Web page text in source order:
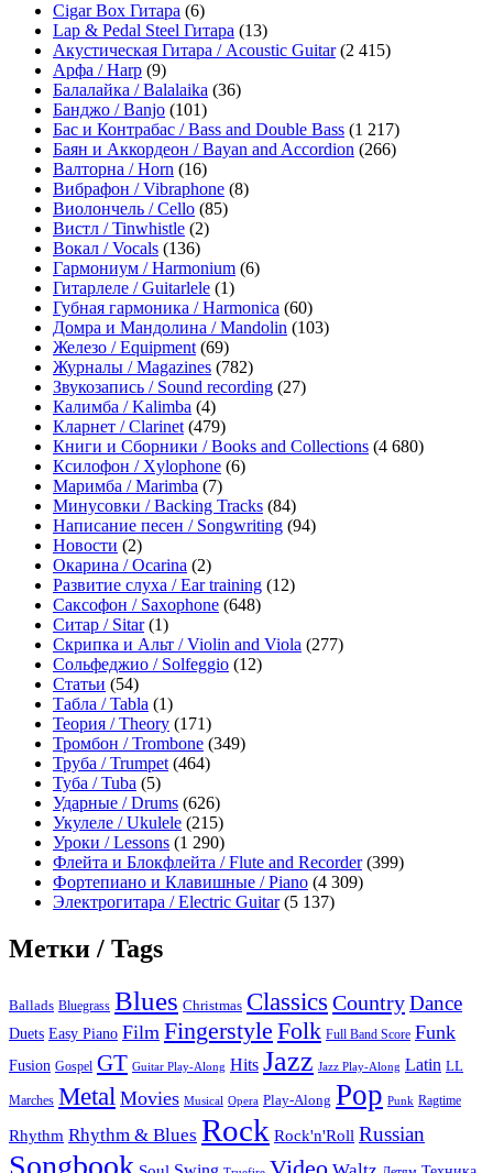
Cigar Box Гитара (6)
Lap & Pedal Steel Гитара (13)
Акустическая Гитара / Acoustic Guitar(2 415)
Арфа / Harp (9)
Балалайка / Balalaika (36)
Банджо / Banjo (101)
Бас и Контрабас / Bass and Double Bass (1 217)
Баян и Аккордеон / Bayan and Accordion (266)
Валторна / Horn (16)
Вибрафон / Vibraphone (8)
Виолончель / Cello (85)
Вистл / Tinwhistle (2)
Вокал / Vocals (136)
Гармониум / Harmonium (6)
Гитарлеле / Guitarlele (1)
Губная гармоника / Harmonica (60)
Домра и Мандолина / Mandolin (103)
Железо / Equipment (69)
Журналы / Magazines (782)
Звукозапись / Sound recording (27)
Калимба / Kalimba (4)
Кларнет / Clarinet (479)
Книги и Сборники / Books and Collections (4 680)
Ксилофон / Xylophone (6)
Маримба / Marimba (7)
Минусовки / Backing Tracks (84)
Написание песен / Songwriting (94)
Новости (2)
Окарина / Ocarina (2)
Развитие слуха / Ear training (12)
Саксофон / Saxophone (648)
Ситар / Sitar(1)
Скрипка и Альт / Violin and Viola (277)
Сольфеджио / Solfeggio (12)
Статьи (54)
Табла / Tabla (1)
Теория / Theory (171)
Тромбон / Trombone (349)
Труба / Trumpet (464)
Туба / Tuba (5)
Ударные / Drums (626)
Укулеле / Ukulele (215)
Уроки / Lessons (1 290)
Флейта и Блокфлейта / Flute and Recorder(399)
Фортепиано и Клавишные / Piano (4 309)
Электрогитара / Electric Guitar(5 137)
Метки / Tags
Ballads Bluegrass Blues Christmas Classics CountryDance
Duets Easy Piano Film Fingerstyle Folk Full Band Score Funk
Fusion Gospel GT Guitar Play-Along Hits Jazz Jazz Play-Along Latin LL
Marches Metal Movies Musical Opera Play-Along Pop Punk Ragtime
Rhythm Rhythm & Blues Rock Rock'n'Roll Russian
Songbook